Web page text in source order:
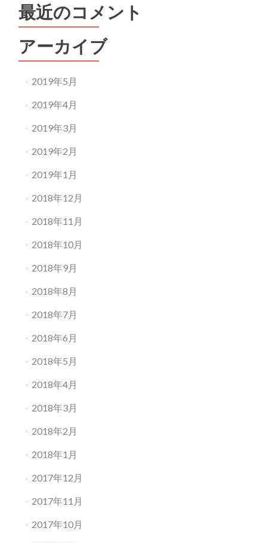
最近のコメント
アーカイブ
2019年5月
2019年4月
2019年3月
2019年2月
2019年1月
2018年12月
2018年11月
2018年10月
2018年9月
2018年8月
2018年7月
2018年6月
2018年5月
2018年4月
2018年3月
2018年2月
2018年1月
2017年12月
2017年11月
2017年10月